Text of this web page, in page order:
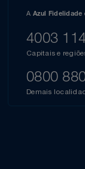
A Azul Fidelidade
4003
Capitais e
0800
Demais